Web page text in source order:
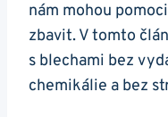
nám mohou
zbavit. V tomto
s blechami bez
chemikálie a bez